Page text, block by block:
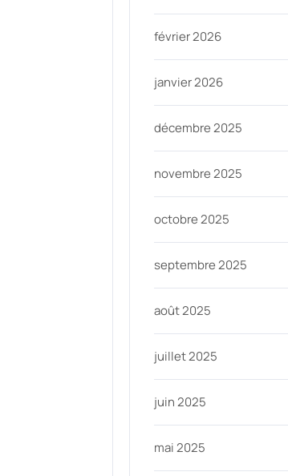
février 2026
janvier 2026
décembre 2025
novembre 2025
octobre 2025
septembre 2025
août 2025
juillet 2025
juin 2025
mai 2025